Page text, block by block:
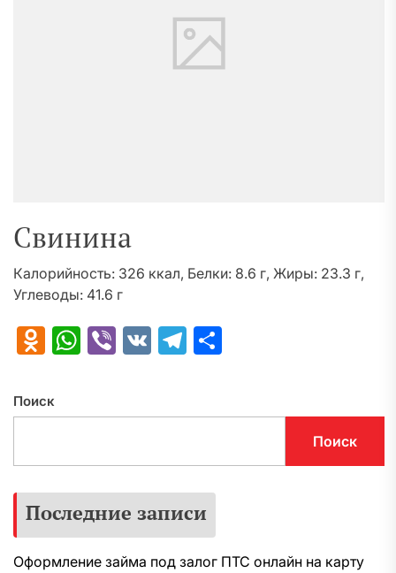
Свинина
Калорийность: 326 ккал, Белки: 8.6 г, Жиры: 23.3 г,
Углеводы: 41.6 г
Odnoklassniki
WhatsApp
Viber
VK Telegram
Поиск
Поиск
Последние записи
Оформление займа под залог ПТС онлайн на карту